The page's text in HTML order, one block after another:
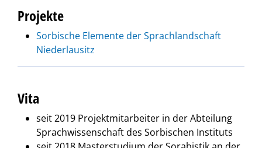
Projekte
Sorbische Elemente der Sprachlandschaft
Niederlausitz
Vita
seit 2019 Projektmitarbeiter in der Abteilung
Sprachwissenschaft des Sorbischen Instituts